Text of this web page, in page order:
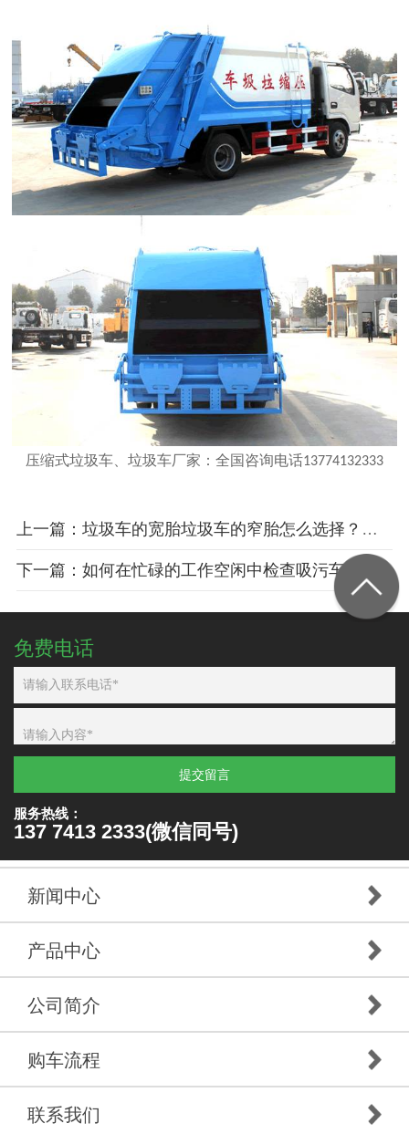
压缩式垃圾车、垃圾车厂家 ：全国咨询电话13774132333
上一篇：垃圾车的宽胎垃圾车的窄胎怎么选择？教你如何选择胎宽
免费电话
提交留言
服务热线：
137 7413 2333(微信同号)
新闻中心
产品中心
公司简介
购车流程
联系我们